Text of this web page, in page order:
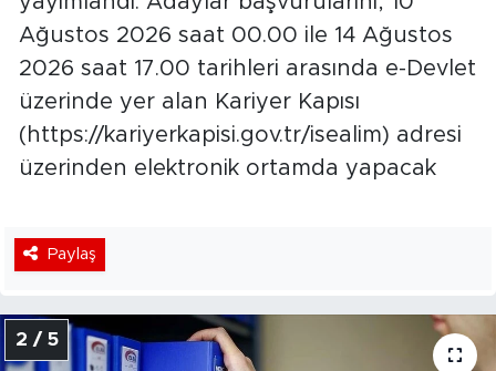
Ağustos 2026 saat 00.00 ile 14 Ağustos
2026 saat 17.00 tarihleri arasında e-Devlet
üzerinde yer alan Kariyer Kapısı
(https://kariyerkapisi.gov.tr/isealim) adresi
üzerinden elektronik ortamda yapacak
Paylaş
2 / 5